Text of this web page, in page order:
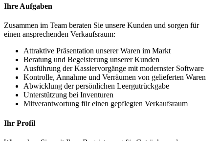
Ihre Aufgaben
Zusammen im Team beraten Sie unsere Kunden und sorgen für
einen ansprechenden Verkaufsraum:
Attraktive Präsentation unserer Waren im Markt
Beratung und Begeisterung unserer Kunden
Ausführung der Kassiervorgänge mit modernster Software
Kontrolle, Annahme und Verräumen von gelieferten Waren
Abwicklung der persönlichen Leergutrückgabe
Unterstützung bei Inventuren
Mitverantwortung für einen gepflegten Verkaufsraum
Ihr Profil